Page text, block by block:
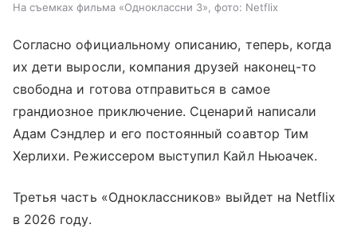
На съемках фильма «Одноклассни 3», фото: Netflix
Согласно официальному описанию, теперь, когда
их дети выросли, компания друзей наконец-то
свободна и готова отправиться в самое
грандиозное приключение. Сценарий написали
Адам Сэндлер и его постоянный соавтор Тим
Херлихи. Режиссером выступил Кайл Ньюачек.
Третья часть «Одноклассников» выйдет на Netflix
в 2026 году.